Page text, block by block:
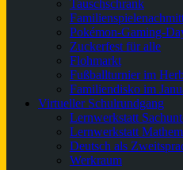
Tauschschrank
Pokémon-Gaming-
Zuckerfest für alle
Flohmarkt
Fußballturnier im
Familiendisko im
Virtueller Schulrundgang
Lernwerkstatt
Lernwerkstatt
Deutsch als
Werkraum